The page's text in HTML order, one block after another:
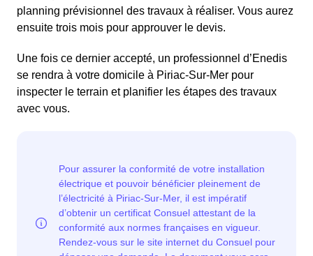
planning prévisionnel des travaux à réaliser. Vous aurez
ensuite trois mois pour approuver le devis.
Une fois ce dernier accepté, un professionnel d’Enedis
se rendra à votre domicile à Piriac-Sur-Mer pour
inspecter le terrain et planifier les étapes des travaux
avec vous.